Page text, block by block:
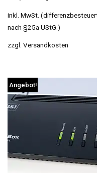
inkl. MwSt.
nach §25a UStG.)
zzgl. Versandkosten
Angebot!